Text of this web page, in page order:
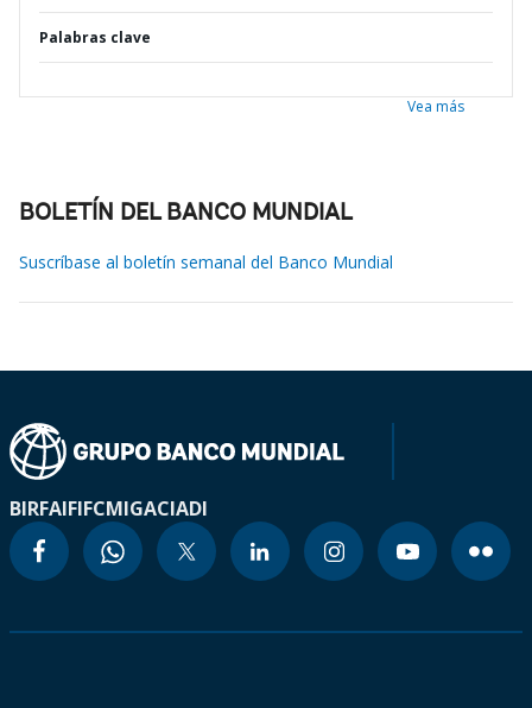
Palabras clave
Vea más
BOLETÍN DEL BANCO MUNDIAL
Suscríbase al boletín semanal del Banco Mundial
BIRFAIFIFCMIGACIADI